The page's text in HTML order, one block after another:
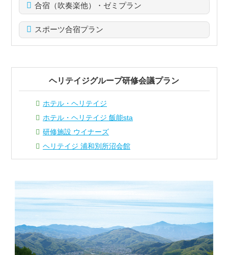
合宿（吹奏楽他）・ゼミプラン
スポーツ合宿プラン
ヘリテイジグループ研修会議プラン
ホテル・ヘリテイジ
ホテル・ヘリテイジ 飯能sta
研修施設 ウイナーズ
ヘリテイジ 浦和別所沼会館